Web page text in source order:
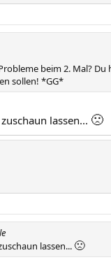
beim 2. Mal?
sollen! *GG*
lassen... 🙁
lassen... 🙁